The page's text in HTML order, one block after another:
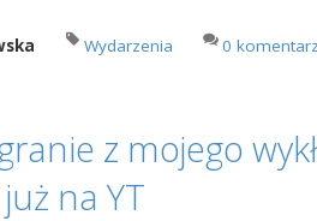
Wydarzenia 0
z mojego
już na YT